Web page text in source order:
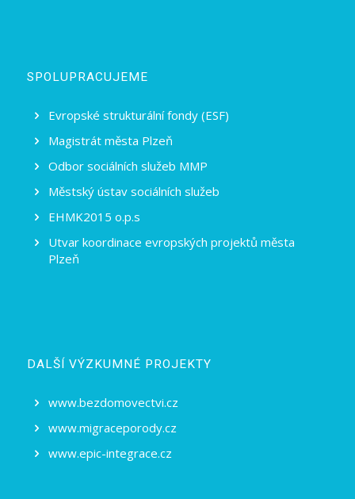
SPOLUPRACUJEME
Evropské strukturální fondy (ESF)
Magistrát města Plzeň
Odbor sociálních služeb MMP
Městský ústav sociálních služeb
EHMK2015 o.p.s
Utvar koordinace evropských projektů města
Plzeň
DALŠÍ VÝZKUMNÉ PROJEKTY
www.bezdomovectvi.cz
www.migraceporody.cz
www.epic-integrace.cz